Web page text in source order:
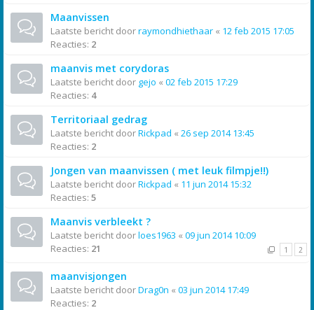
Maanvissen
Laatste bericht doorraymondhiethaar « 12 feb 2015 17:05
Reacties: 2
maanvis met corydoras
Laatste bericht door gejo « 02 feb 2015 17:29
Reacties: 4
Territoriaal gedrag
Laatste bericht doorRickpad « 26 sep 2014 13:45
Reacties: 2
Jongen van maanvissen ( met leuk filmpje!!)
Laatste bericht doorRickpad « 11 jun 2014 15:32
Reacties: 5
Maanvis verbleekt ?
Laatste bericht doorloes1963 « 09 jun 2014 10:09
Reacties: 21 1 2
maanvisjongen
Laatste bericht doorDrag0n « 03 jun 2014 17:49
Reacties: 2